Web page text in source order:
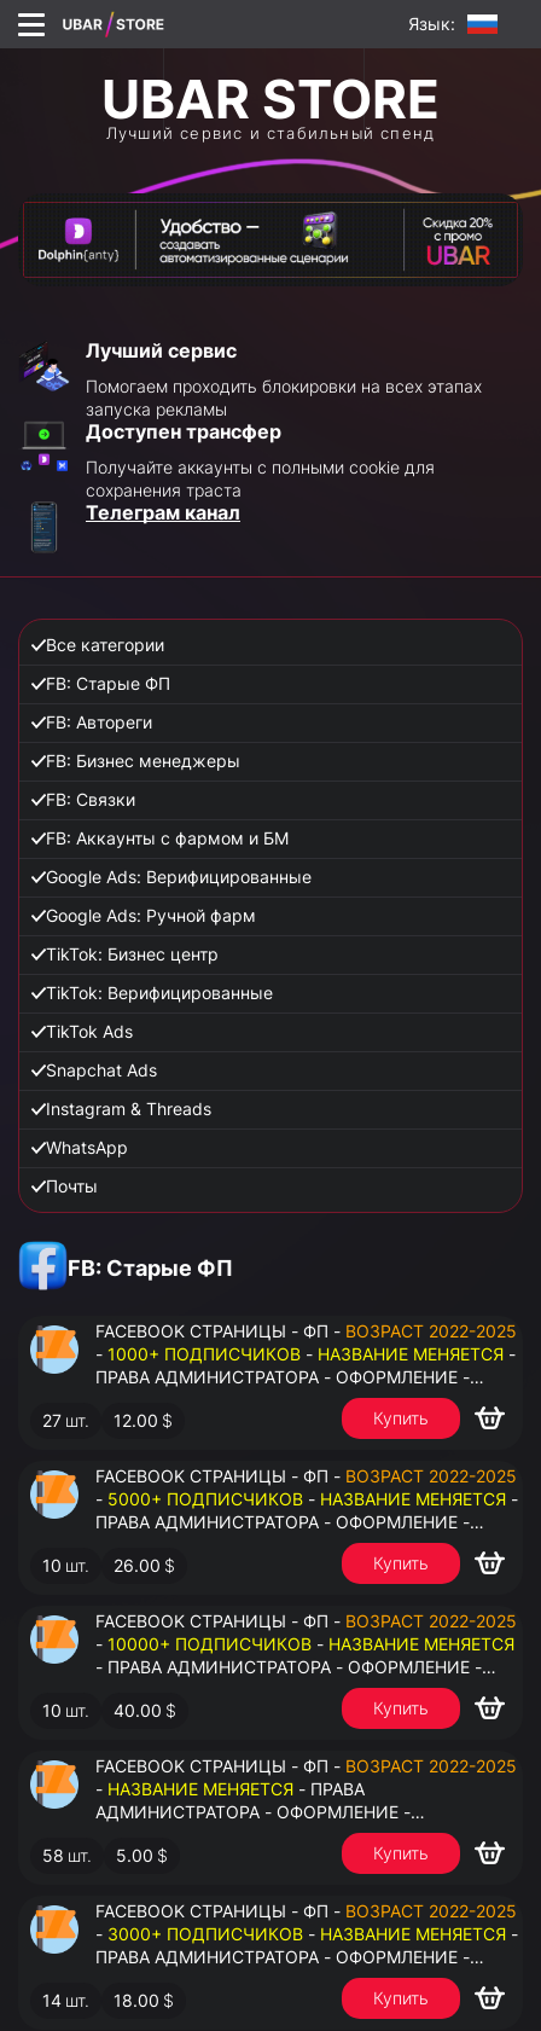
Язык:
Лучший сервис и стабильный спенд
Лучший сервис
Помогаем проходить блокировки на всех этапах
запуска рекламы
Доступен трансфер
Получайте аккаунты с полными cookie для
сохранения траста
Телеграм канал
Все категории
FB: Старые ФП
FB: Автореги
FB: Бизнес менеджеры
FB: Связки
FB: Аккаунты с фармом и БМ
Google Ads: Верифицированные
Google Ads: Ручной фарм
TikTok: Бизнес центр
TikTok: Верифицированные
TikTok Ads
Snapchat Ads
Instagram & Threads
WhatsApp
Почты
FB: Старые ФП
FACEBOOK СТРАНИЦЫ - ФП - ВОЗРАСТ 2022-2025
- 1000+ ПОДПИСЧИКОВ - НАЗВАНИЕ МЕНЯЕТСЯ -
ПРАВА АДМИНИСТРАТОРА - ОФОРМЛЕНИЕ -
ЗАПОЛНЕННАЯ ИНФОРМАЦИЯ - ПОД ВСЕ ГЕО
27 шт. 12.00 $ Купить
FACEBOOK СТРАНИЦЫ - ФП - ВОЗРАСТ 2022-2025
- 5000+ ПОДПИСЧИКОВ - НАЗВАНИЕ МЕНЯЕТСЯ -
ПРАВА АДМИНИСТРАТОРА - ОФОРМЛЕНИЕ -
ЗАПОЛНЕННАЯ ИНФОРМАЦИЯ - ПОД ВСЕ ГЕО
10 шт. 26.00 $ Купить
FACEBOOK СТРАНИЦЫ - ФП - ВОЗРАСТ 2022-2025
- 10000+ ПОДПИСЧИКОВ - НАЗВАНИЕ МЕНЯЕТСЯ
- ПРАВА АДМИНИСТРАТОРА - ОФОРМЛЕНИЕ -
ЗАПОЛНЕННАЯ ИНФОРМАЦИЯ - ПОД ВСЕ ГЕО
10 шт. 40.00 $ Купить
FACEBOOK СТРАНИЦЫ - ФП - ВОЗРАСТ 2022-2025
- НАЗВАНИЕ МЕНЯЕТСЯ - ПРАВА
АДМИНИСТРАТОРА - ОФОРМЛЕНИЕ -
ЗАПОЛНЕННАЯ ИНФОРМАЦИЯ - ПОД ВСЕ ГЕО
58 шт. 5.00 $ Купить
FACEBOOK СТРАНИЦЫ - ФП - ВОЗРАСТ 2022-2025
- 3000+ ПОДПИСЧИКОВ - НАЗВАНИЕ МЕНЯЕТСЯ -
ПРАВА АДМИНИСТРАТОРА - ОФОРМЛЕНИЕ -
ЗАПОЛНЕННАЯ ИНФОРМАЦИЯ - ПОД ВСЕ ГЕО
14 шт. 18.00 $ Купить